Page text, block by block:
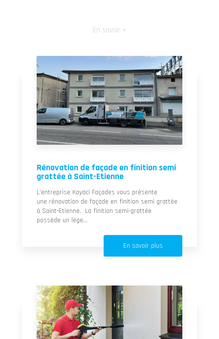
En savoir +
Rénovation de façade en finition semi
grattée à Saint-Etienne
L'entreprise Kayaci Façades vous présente
une rénovation de façade en finition semi grattée
à Saint-Etienne. La finition semi-grattée
possède un lége...
En savoir plus